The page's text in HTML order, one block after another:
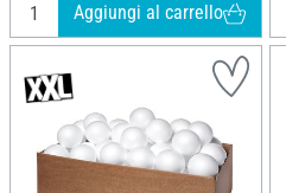
Aggiungi al carrello